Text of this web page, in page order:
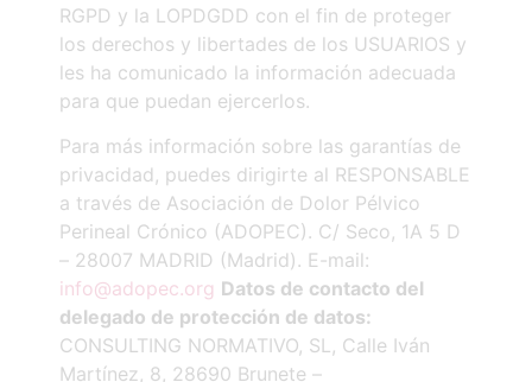
RGPD y la LOPDGDD con el fin de proteger
los derechos y libertades de los USUARIOS y
les ha comunicado la información adecuada
para que puedan ejercerlos.
Para más información sobre las garantías de
privacidad, puedes dirigirte al RESPONSABLE
a través de Asociación de Dolor Pélvico
Perineal Crónico (ADOPEC). C/ Seco, 1A 5 D
– 28007 MADRID (Madrid). E-mail:
info@adopec.org Datos de contacto del
delegado de protección de datos:
CONSULTING NORMATIVO, SL, Calle Iván
Martínez, 8, 28690 Brunete –